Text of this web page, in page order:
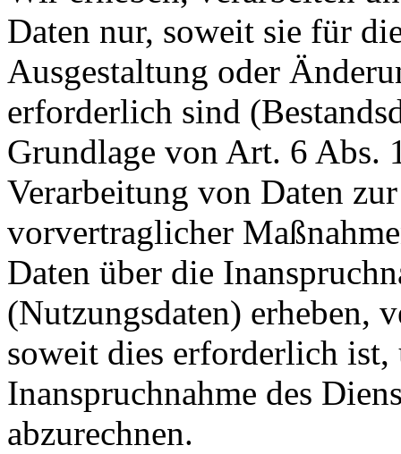
Daten nur, soweit sie für
Ausgestaltung oder
erforderlich sind
Grundlage von Art. 6 Abs.
Verarbeitung von Daten
vorvertraglicher
Daten über die
(Nutzungsdaten) erheben,
soweit dies erforderlich ist,
Inanspruchnahme des
abzurechnen.